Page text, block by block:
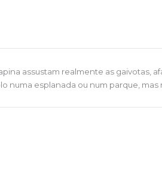
assustam realmente as gaivotas,
esplanada ou num parque, mas